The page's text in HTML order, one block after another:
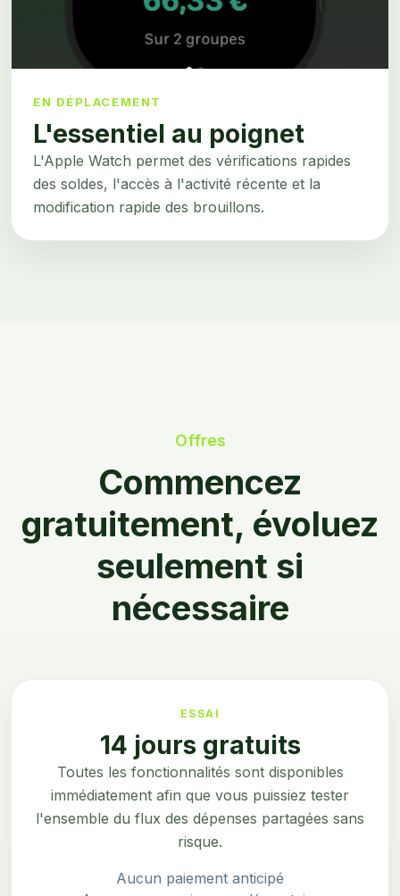
EN DÉPLACEMENT
L'essentiel au poignet
L'Apple Watch permet des vérifications rapides
des soldes, l'accès à l'activité récente et la
modification rapide des brouillons.
Offres
Commencez
gratuitement, évoluez
seulement si
nécessaire
ESSAI
14 jours gratuits
Toutes les fonctionnalités sont disponibles
immédiatement afin que vous puissiez tester
l'ensemble du flux des dépenses partagées sans
risque.
Aucun paiement anticipé